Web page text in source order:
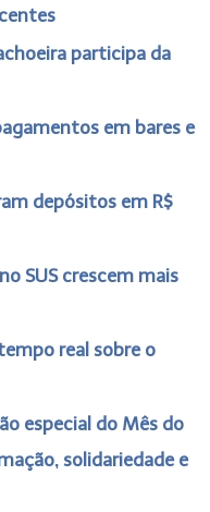
participa da
em bares e
depósitos em R$
SUS crescem mais
real sobre o
especial do Mês do
solidariedade e